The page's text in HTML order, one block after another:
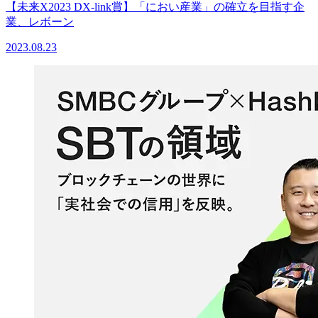
【未来X2023 DX-link賞】「におい産業」の確立を目指す企
業、レボーン
2023.08.23